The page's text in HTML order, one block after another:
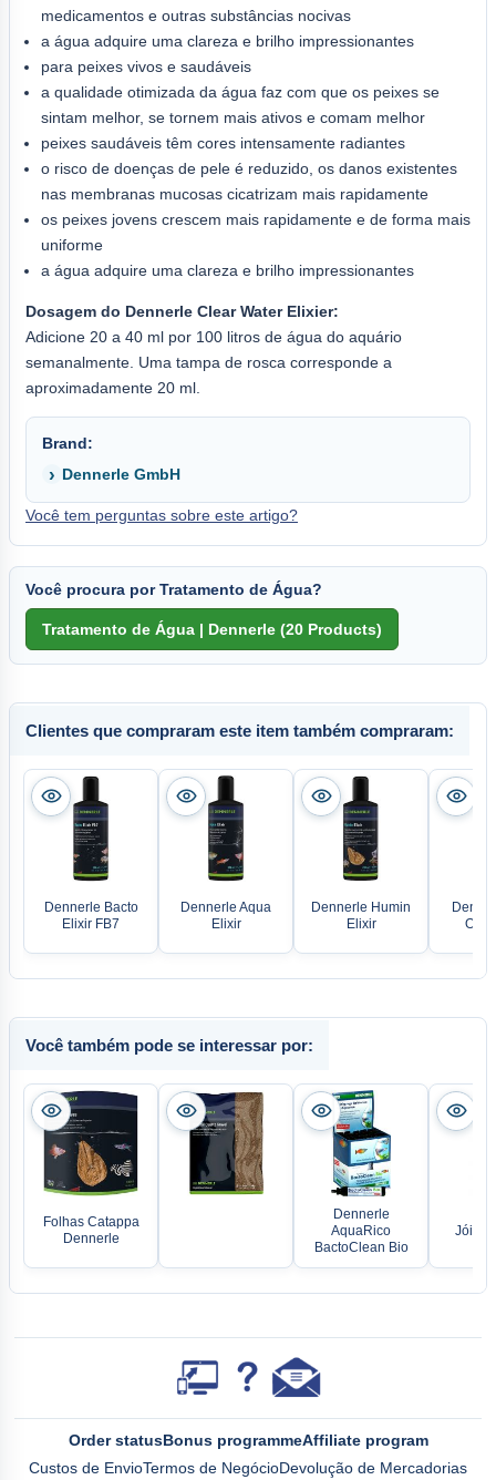
medicamentos e outras substâncias nocivas
a água adquire uma clareza e brilho impressionantes
para peixes vivos e saudáveis
a qualidade otimizada da água faz com que os peixes se
sintam melhor, se tornem mais ativos e comam melhor
peixes saudáveis têm cores intensamente radiantes
o risco de doenças de pele é reduzido, os danos existentes
nas membranas mucosas cicatrizam mais rapidamente
os peixes jovens crescem mais rapidamente e de forma mais
uniforme
a água adquire uma clareza e brilho impressionantes
Dosagem do Dennerle Clear Water Elixier:
Adicione 20 a 40 ml por 100 litros de água do aquário
semanalmente. Uma tampa de rosca corresponde a
aproximadamente 20 ml.
Brand:
Dennerle GmbH
Você tem perguntas sobre este artigo?
Você procura por Tratamento de Água?
Clientes que compraram este item também compraram:
Dennerle Bacto
Elixir FB7
Dennerle Aqua
Elixir
Dennerle Humin
Elixir
Você também pode se interessar por:
Folhas Catappa
Dennerle
Dennerle
AquaRico
BactoClean Bio
Jóia
Order statusBonus programmeAffiliate program
Custos de EnvioTermos de NegócioDevolução de Mercadorias